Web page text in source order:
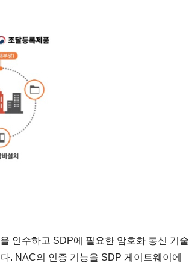
인수하고 SDP에 필요한 암호화 통신 기술
. NAC의 인증 기능을 SDP 게이트웨이에